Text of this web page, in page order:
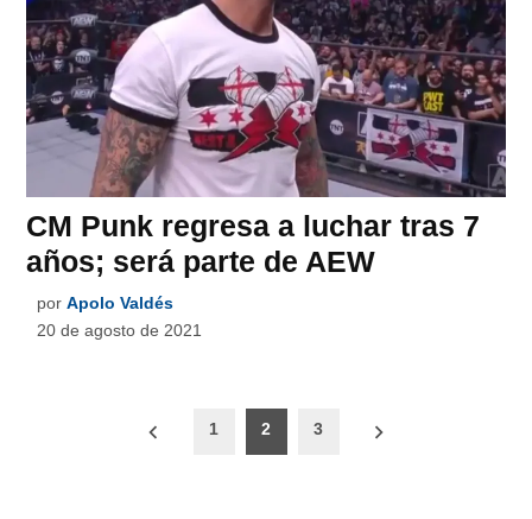
CM Punk regresa a luchar tras 7
años; será parte de AEW
por Apolo Valdés
20 de agosto de 2021
Paginación
1 2 3